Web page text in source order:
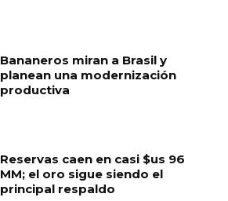
Bananeros miran a Brasil y
planean una modernización
productiva
Reservas caen en casi $us 96
MM; el oro sigue siendo el
principal respaldo